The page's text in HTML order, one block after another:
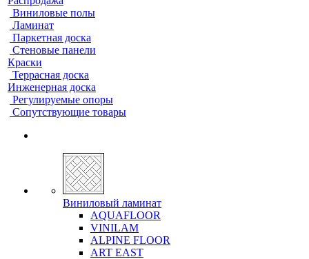
Виниловые полы
Ламинат
Паркетная доска
Стеновые панели
Краски
Террасная доска
Инженерная доска
Регулируемые опоры
Сопутствующие товары
Виниловый ламинат
AQUAFLOOR
VINILAM
ALPINE FLOOR
ART EAST